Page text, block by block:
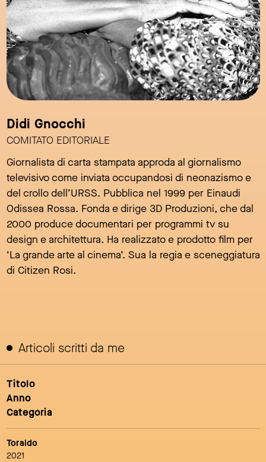
Didi Gnocchi
COMITATO EDITORIALE
Giornalista di carta stampata approda al giornalismo
televisivo come inviata occupandosi di neonazismo e
del crollo dell’URSS. Pubblica nel 1999 per Einaudi
Odissea Rossa. Fonda e dirige 3D Produzioni, che dal
2000 produce documentari per programmi tv su
design e architettura. Ha realizzato e prodotto film per
‘La grande arte al cinema’. Sua la regia e sceneggiatura
di Citizen Rosi.
Articoli scritti da me
Titolo
Anno
Categoria
Toraldo
2021